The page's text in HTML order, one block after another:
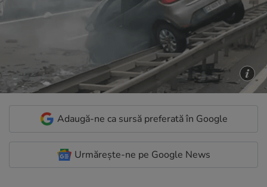
Adaugă-ne ca sursă preferată în Google
Urmărește-ne pe Google News